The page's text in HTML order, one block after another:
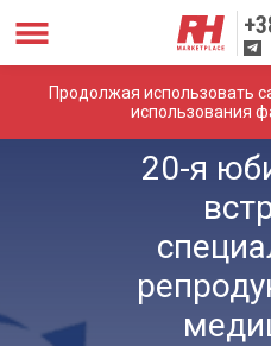
Продолжая использовать
использования
20-я